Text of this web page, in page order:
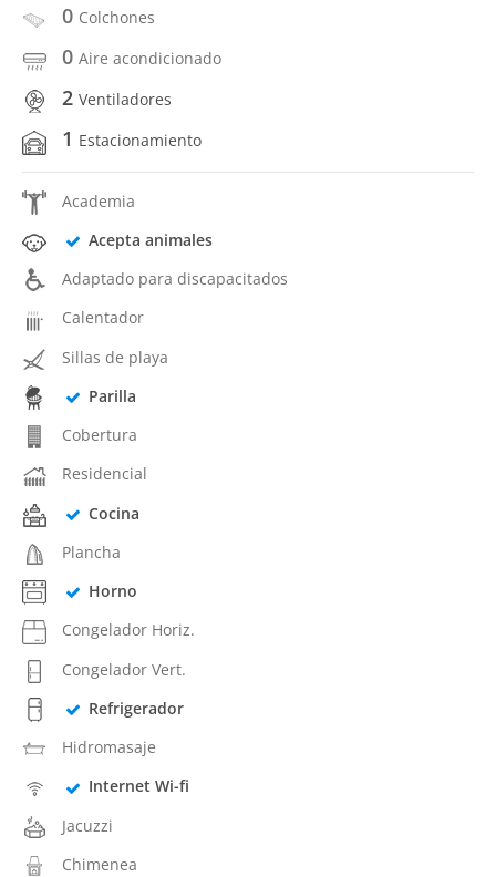
0 Colchones
0 Aire acondicionado
2 Ventiladores
1 Estacionamiento
Academia
Acepta animales
Adaptado para discapacitados
Calentador
Sillas de playa
Parilla
Cobertura
Residencial
Cocina
Plancha
Horno
Congelador Horiz.
Congelador Vert.
Refrigerador
Hidromasaje
Internet Wi-fi
Jacuzzi
Chimenea